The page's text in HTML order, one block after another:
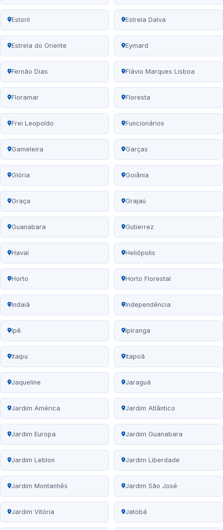
Estoril Estrela Dalva
Estrela do Oriente Eymard
Fernão Dias Flávio Marques Lisboa
Floramar Floresta
Frei Leopoldo Funcionários
Gameleira Garças
Glória Goiânia
Graça Grajaú
Guanabara Gutierrez
Havaí Heliópolis
Horto Horto Florestal
Indaiá Independência
Ipê Ipiranga
Itaipu Itapoã
Jaqueline Jaraguá
Jardim América Jardim Atlântico
Jardim Europa Jardim Guanabara
Jardim Leblon Jardim Liberdade
Jardim Montanhês Jardim São José
Jardim Vitória Jatobá